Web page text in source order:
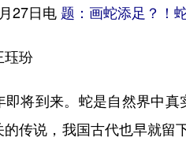
27日电 题：画蛇添足？！
玢
到来。蛇是自然界中真
传说，我国古代也早就留